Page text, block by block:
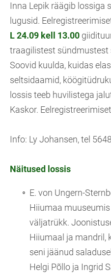
Inna Lepik räägib lossiga
lugusid.
L 24.09 kell 13.00
traagilistest sündmustest
Soovid kuulda, kuidas
seltsidaamid,
lossis teeb huvilistega
Kaskor.
Info: Ly Johansen, tel
Näitused lossis
E. von Ungern-
Hiiumaa
väljatrükk.
Hiiumaal ja mandril,
seni jäänud
Helgi Põllo ja Ingrid